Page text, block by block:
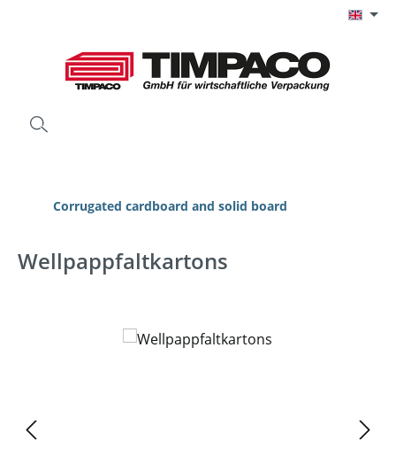
Corrugated cardboard and solid board
Wellpappfaltkartons
Skip image gallery